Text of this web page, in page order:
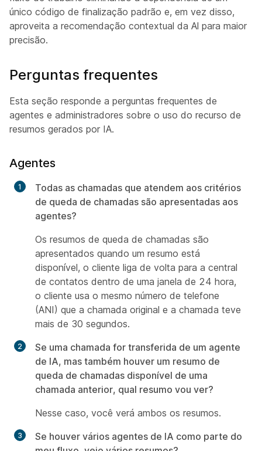
único código de finalização padrão e, em vez disso,
aproveita a recomendação contextual da Al para maior
precisão.
Perguntas frequentes
Esta seção responde a perguntas frequentes de
agentes e administradores sobre o uso do recurso de
resumos gerados por IA.
Agentes
Todas as chamadas que atendem aos critérios
de queda de chamadas são apresentadas aos
agentes?
Os resumos de queda de chamadas são
apresentados quando um resumo está
disponível, o cliente liga de volta para a central
de contatos dentro de uma janela de 24 hora,
o cliente usa o mesmo número de telefone
(ANI) que a chamada original e a chamada teve
mais de 30 segundos.
Se uma chamada for transferida de um agente
de IA, mas também houver um resumo de
queda de chamadas disponível de uma
chamada anterior, qual resumo vou ver?
Nesse caso, você verá ambos os resumos.
Se houver vários agentes de IA como parte do